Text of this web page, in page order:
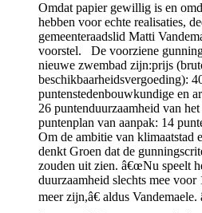
Omdat papier gewillig is en
hebben voor echte realisaties,
gemeenteraadslid Matti
voorstel. De voorziene
nieuwe zwembad zijn:prijs
beschikbaarheidsvergoeding):
puntenstedenbouwkundige en
26 puntenduurzaamheid van
puntenplan van aanpak: 14
Om de ambitie van klimaatstad
denkt Groen dat de
zouden uit zien. â€œNu speelt
duurzaamheid slechts mee
meer zijn,â€ aldus